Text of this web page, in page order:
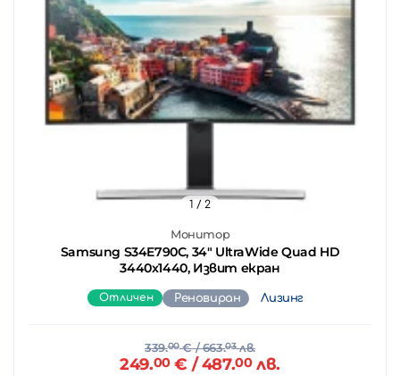
Монитор
Samsung S34E790C, 34" UltraWide Quad HD
3440х1440, Извит екран
1 / 2
Отличен Реновиран Лизинг
339.00€/ 663.03лв.
249.00€ / 487.00лв.